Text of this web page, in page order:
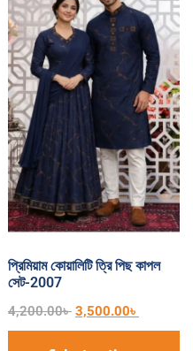
প্রিমিয়াম কোয়ালিটি ত্রি পিছ কাপল
সেট-2007
4,200.00৳ 3,500.00৳